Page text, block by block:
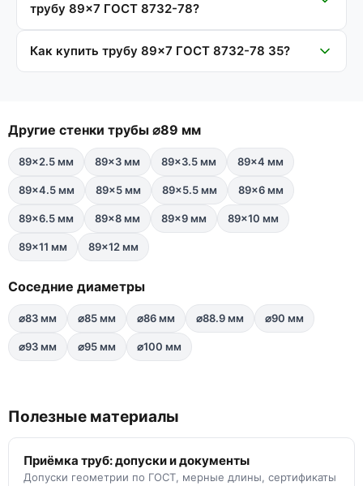
трубу 89×7 ГОСТ 8732-78?
Как купить трубу 89×7 ГОСТ 8732-78 35?
Другие стенки трубы ⌀89 мм
89×2.5 мм 89×3 мм 89×3.5 мм 89×4 мм
89×4.5 мм 89×5 мм 89×5.5 мм 89×6 мм
89×6.5 мм 89×8 мм 89×9 мм 89×10 мм
89×11 мм 89×12 мм
Соседние диаметры
⌀83 мм ⌀85 мм ⌀86 мм ⌀88.9 мм ⌀90 мм
⌀93 мм ⌀95 мм ⌀100 мм
Полезные материалы
Приёмка труб: допуски и документы
Допуски геометрии по ГОСТ, мерные длины, сертификаты